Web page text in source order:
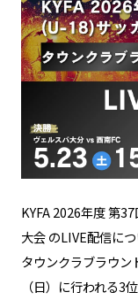
KYFA 2026年度 第
大会 のLIVE配信に
タウンクラブラウン
（日）に行われる3